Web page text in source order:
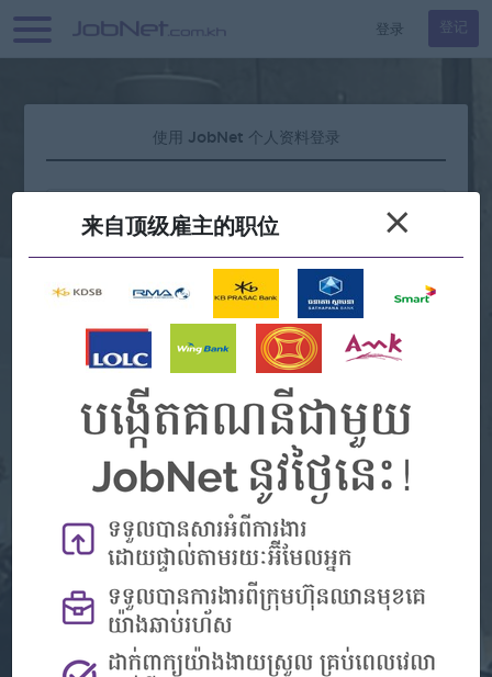
登录 登记
使用 JobNet 个人资料登录
忘记密码？
或者
Continue with Google
Continue with Facebook
沒有帳戶？登记
来自顶级雇主的职位 ×